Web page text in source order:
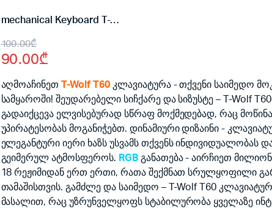
mechanical Keyboard T-Wolf T60
100.00₾
Original
price
was:
100.00₾.
90.00₾
Current
price
is:
90.00₾.
აღმოაჩინეთ T-Wolf T60კლავიატურა - თქვენი საიმედო
სამყაროში! შეუდარებელი სიჩქარე და სიზუსტე – T-Wolf
გადაიქცევა ელვისებურად სწრაფ მოქმედებად, რაც
უპირატესობას მოგანიჭებთ. დინამიური დიზაინი -
ელეგანტური იერი ხაზს უსვამს თქვენს ინდივიდუალობას
გეიმერულ ატმოსფეროს. RGBგანათება - აირჩიეთ
18 რეჟიმიდან ერთ ერთი, რათა შექმნათ სრულყოფილი
თამაშისთვის. გამძლე და საიმედო – T-Wolf T60
მასალით, რაც უზრუნველყოფს სტაბილურობა ყველაზე